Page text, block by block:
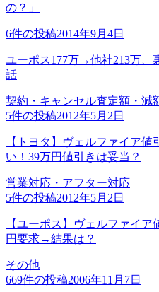
の？」
6件の投稿2014年9月4日
ユーポス177万→他社213万、
話
契約・キャンセル査定額・減
5件の投稿2012年5月2日
【トヨタ】ヴェルファイア
い！39万円値引きは妥当？
営業対応・アフター対応
5件の投稿2012年5月2日
【ユーポス】ヴェルファイ
円要求→結果は？
その他
669件の投稿2006年11月7日